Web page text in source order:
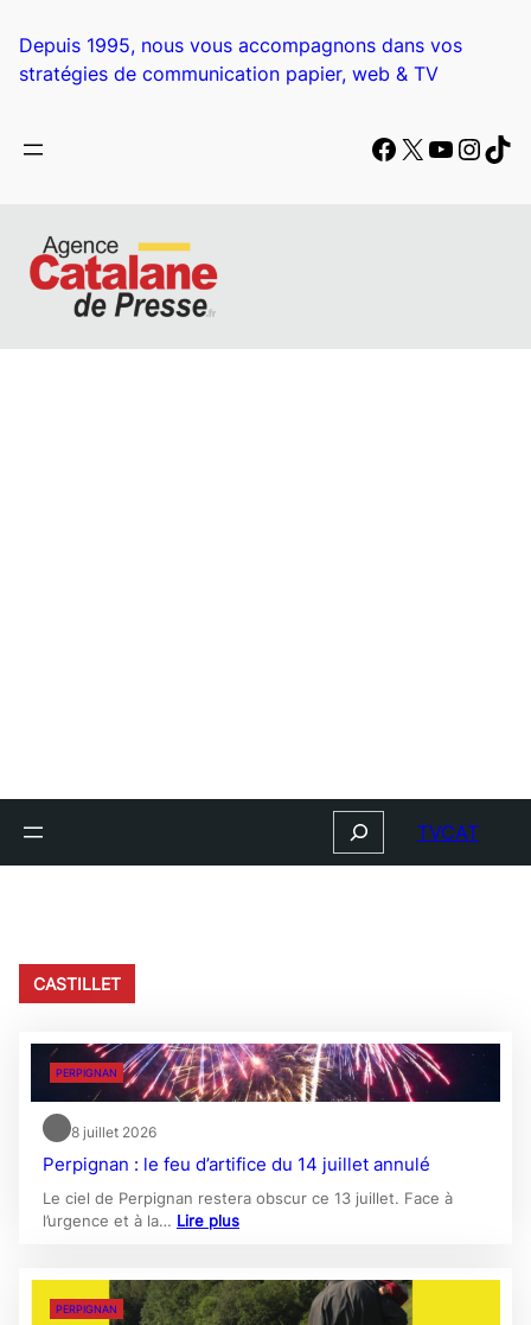
contenu
Depuis 1995, nous vous accompagnons dans vos
stratégies de communication papier, web & TV
Facebook
X
Search TVCAT
CASTILLET
PERPIGNAN
8 juillet 2026
Perpignan : le feu d’artifice du 14 juillet annulé
Le ciel de Perpignan restera obscur ce 13 juillet. Face à
l’urgence et à la… Lire plus
PERPIGNAN